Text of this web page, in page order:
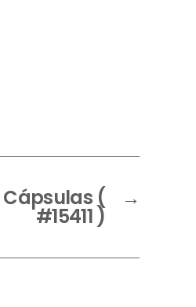
→
Cápsulas (
#15411 )